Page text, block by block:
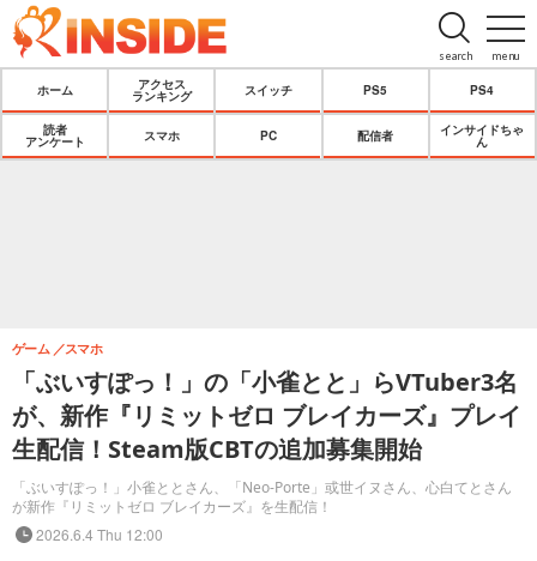
menu
search
ホーム
アクセス
ランキング
スイッチ PS5 PS4
読者
アンケート
スマホ PC 配信者
インサイドちゃ
ん
「ぶいすぽっ！」の「小雀とと」らVTuber3名
が、新作『リミットゼロ ブレイカーズ』プレイ
生配信！Steam版CBTの追加募集開始
「ぶいすぽっ！」小雀ととさん、「Neo-Porte」或世イヌさん、心白てとさん
が新作『リミットゼロ ブレイカーズ』を生配信！
ゲーム スマホ
2026.6.4 Thu 12:00